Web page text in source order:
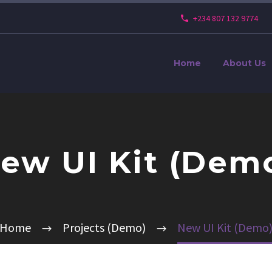
+234 807 132 9774
Home About Us
UI Kit
Home Projects (Demo) New UI Kit (Demo)